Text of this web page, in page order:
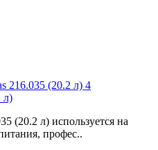
л)
(20.2 л) используется на
профес..